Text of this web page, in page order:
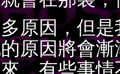
因，但是
原因將會
。有些事